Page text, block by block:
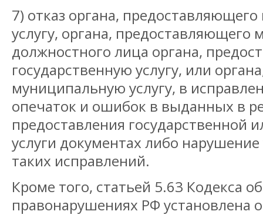
7) отказ органа,
услугу, органа, предоставляющего
должностного лица органа,
государственную услугу, или
муниципальную услугу, в
опечаток и ошибок в выданных в
предоставления государственной
услуги документах либо
таких исправлений.
Кроме того, статьей 5.63 Кодекса
правонарушениях РФ установлена